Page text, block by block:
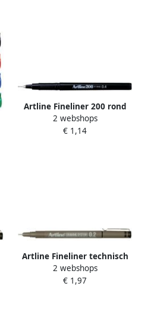
Artline Fineliner 200 rond
0.4mm zwart
2 webshops
€ 1,14
Artline Fineliner technisch
0.2mm zwart
2 webshops
€ 1,97